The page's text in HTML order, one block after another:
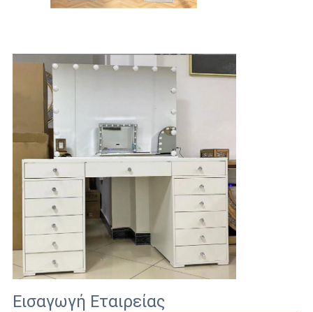
Εισαγωγή Εταιρείας